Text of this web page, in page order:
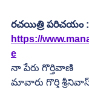
రచయిత్రి పరిచయం :
https://
e
నా పేరు గొర్తివాణి
మావారు గొర్తి